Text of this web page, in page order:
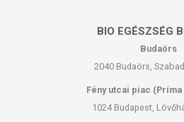
BIO EGÉSZSÉG
Budaörs
2040 Budaörs,
Fény utcai piac
1024 Budapest,